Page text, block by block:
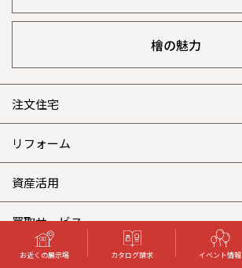
お近くの展示場 カタログ請求 イベント情報
檜の魅力
注文住宅
注文住宅 トップ
グレートステージ
クレステージ
施工事例
リフォーム
リフォーム トップ
リフォームメニュー
選ばれる理由
資産活用
資産活用 トップ
賃貸併用住宅のメリット
買取サービス
分譲住宅・土地